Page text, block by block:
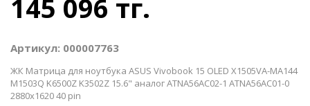
145 096 тг.
Артикул: 000007763
ЖК Матрица для ноутбука ASUS Vivobook 15 OLED X1505VA-MA144
M1503Q K6500Z K3502Z 15.6" аналог ATNA56AC02-1 ATNA56AC01-0
2880x1620 40 pin